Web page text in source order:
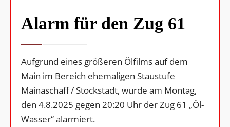
Alarm für den Zug 61
Aufgrund eines größeren Ölfilms auf dem
Main im Bereich ehemaligen Staustufe
Mainaschaff / Stockstadt, wurde am Montag,
den 4.8.2025 gegen 20:20 Uhr der Zug 61 „Öl-
Wasser“ alarmiert.